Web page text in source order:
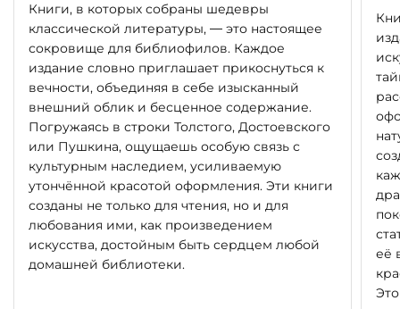
Книги, в которых собраны шедевры
классической литературы, — это настоящее
сокровище для библиофилов. Каждое
издание словно приглашает прикоснуться к
вечности, объединяя в себе изысканный
внешний облик и бесценное содержание.
Погружаясь в строки Толстого, Достоевского
или Пушкина, ощущаешь особую связь с
культурным наследием, усиливаемую
утончённой красотой оформления. Эти книги
созданы не только для чтения, но и для
любования ими, как произведением
искусства, достойным быть сердцем любой
домашней библиотеки.
её